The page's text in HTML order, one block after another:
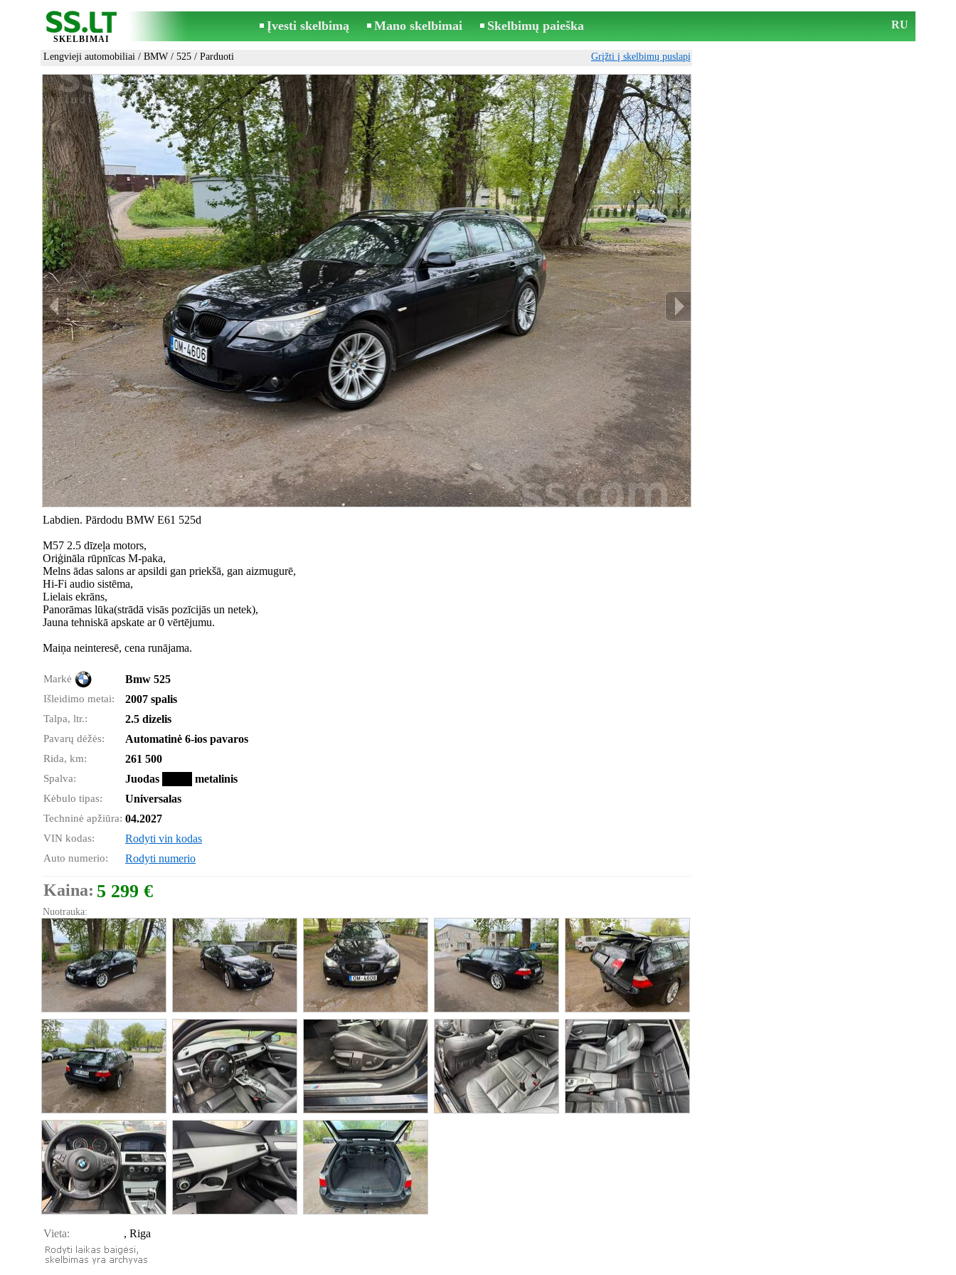
SKELBIMAI
Įvesti skelbimą Mano skelbimai Skelbimų paieška RU
Lengvieji automobiliai / BMW / 525 / Parduoti Grįžti į skelbimų puslapį
Labdien. Pārdodu BMW E61 525d
M57 2.5 dīzeļa motors,
Oriģināla rūpnīcas M-paka,
Melns ādas salons ar apsildi gan priekšā, gan aizmugurē,
Hi-Fi audio sistēma,
Lielais ekrāns,
Panorāmas lūka(strādā visās pozīcijās un netek),
Jauna tehniskā apskate ar 0 vērtējumu.
Maiņa neinteresē, cena runājama.
Markė Bmw 525
Išleidimo metai: 2007 spalis
Talpa, ltr.: 2.5 dizelis
Pavarų dėžės: Automatinė 6-ios pavaros
Rida, km: 261 500
Spalva: Juodas metalinis
Kėbulo tipas: Universalas
Techninė apžiūra: 04.2027
VIN kodas: Rodyti vin kodas
Auto numerio: Rodyti numerio
Kaina: 5 299 €
Nuotrauka:
Vieta: , Riga